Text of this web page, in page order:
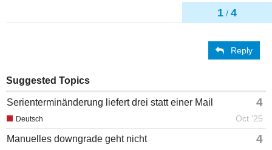
1 / 4
Reply
Suggested Topics
Serienterminänderung liefert drei statt einer Mail 4
Oct '25
Deutsch
Manuelles downgrade geht nicht 4